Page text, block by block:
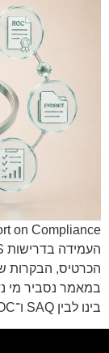
הכרטיס, הבקרות
בינו לבין SAQ ו־AOC.